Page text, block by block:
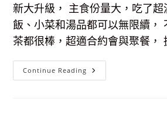
新大升級， 主食份量大，吃了
飯、小菜和湯品都可以無限續，
茶都很棒，超適合約會與聚餐，
Continue Reading 【中
正